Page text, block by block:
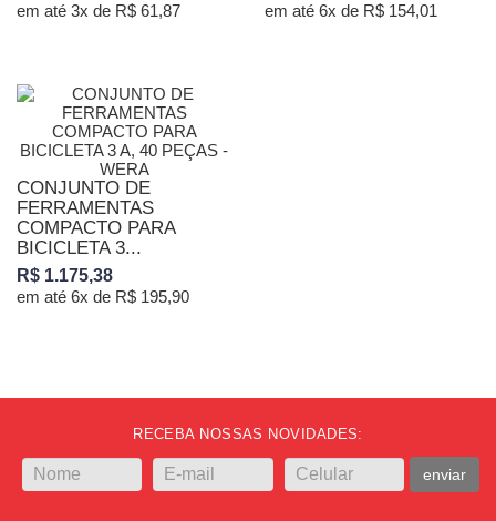
em até 3x de R$ 61,87
em até 6x de R$ 154,01
CONJUNTO DE
FERRAMENTAS
COMPACTO PARA
BICICLETA 3...
R$ 1.175,38
em até 6x de R$ 195,90
RECEBA NOSSAS NOVIDADES:
enviar